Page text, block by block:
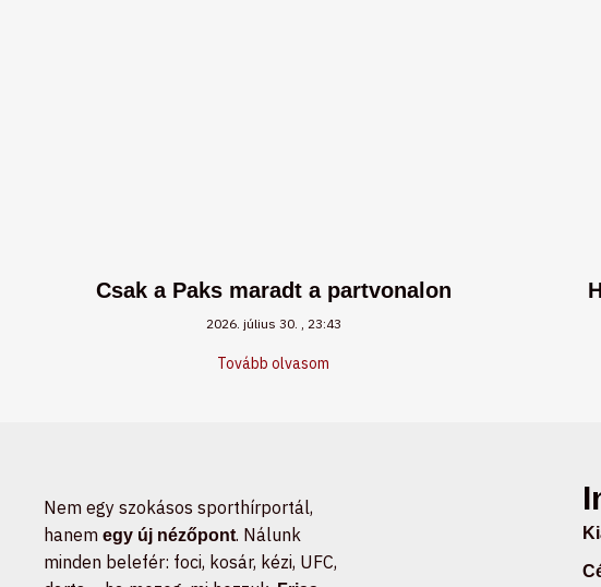
Csak a Paks maradt a partvonalon
2026. július 30. 23:43
Tovább olvasom
Nem egy szokásos sporthírportál,
hanem egy új nézőpont. Nálunk
minden belefér: foci, kosár, kézi, UFC,